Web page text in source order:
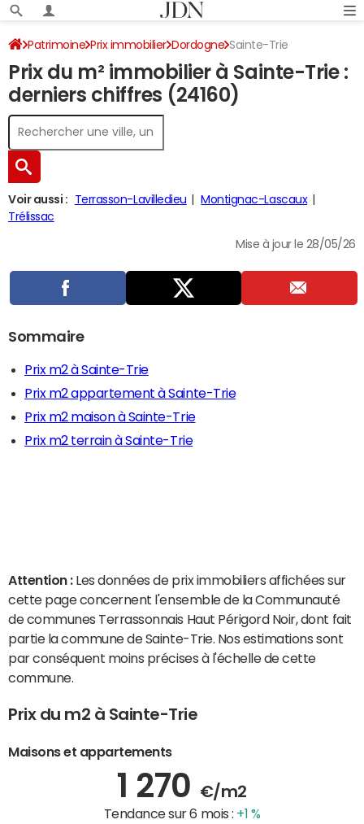
Patrimoine Prix immobilier Dordogne Sainte-Trie
Prix du m² immobilier à Sainte-Trie :
derniers chiffres (24160)
Voir aussi : Terrasson-Lavilledieu
Montignac-Lascaux
Trélissac
Mise à jour le 28/05/26
Sommaire
Prix m2 à Sainte-Trie
Prix m2 appartement à Sainte-Trie
Prix m2 maison à Sainte-Trie
Prix m2 terrain à Sainte-Trie
Attention : Les données de prix immobiliers affichées sur
cette page concernent l'ensemble de la Communauté
de communes Terrassonnais Haut Périgord Noir, dont fait
partie la commune de Sainte-Trie. Nos estimations sont
par conséquent moins précises à l'échelle de cette
commune.
Prix du m2 à Sainte-Trie
Maisons et appartements
1 270 €/m2
Tendance sur 6 mois : +1 %